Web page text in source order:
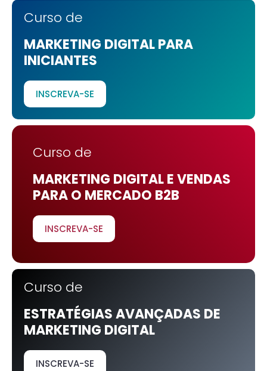
Curso de
MARKETING DIGITAL PARA
INICIANTES
INSCREVA-SE
Curso de
MARKETING DIGITAL E VENDAS
PARA O MERCADO B2B
INSCREVA-SE
Curso de
ESTRATÉGIAS AVANÇADAS DE
MARKETING DIGITAL
INSCREVA-SE